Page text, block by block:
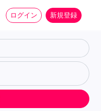
ログイン 新規登録